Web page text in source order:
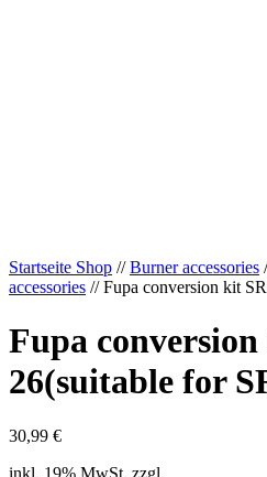
Startseite Shop //Burner accessories
accessories // Fupa conversion kit
Fupa
26(suitable for
30,99 €
inkl. 19% MwSt. zzgl.